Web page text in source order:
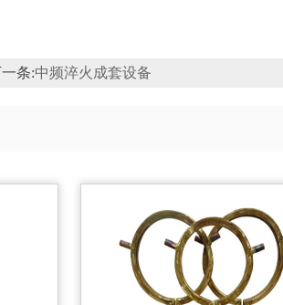
条:中频淬火成套设备